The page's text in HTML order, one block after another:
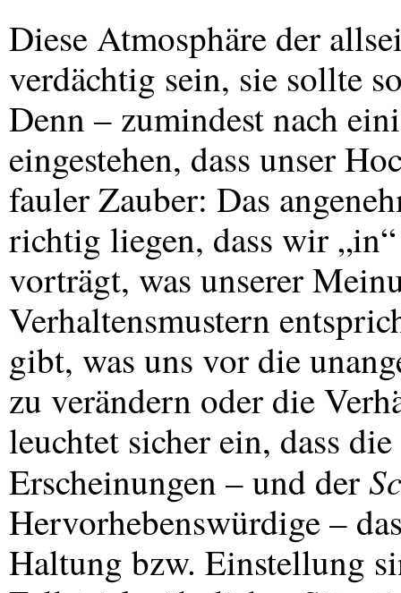
Diese Atmosphäre der
verdächtig sein, sie sollte
Denn – zumindest nach
eingestehen, dass unser
fauler Zauber: Das
richtig liegen, dass wir
vorträgt, was unserer
Verhaltensmustern
gibt, was uns vor die
zu verändern oder die
leuchtet sicher ein, dass
Erscheinungen – und der
Hervorhebenswürdige –
Haltung bzw. Einstellung